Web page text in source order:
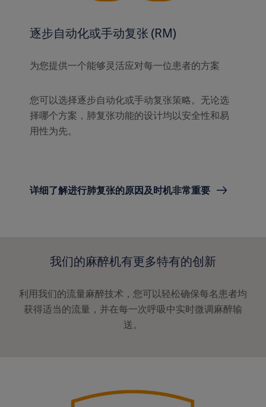
逐步自动化或手动复张 (RM)
为您提供一个能够灵活应对每一位患者的方案
您可以选择逐步自动化或手动复张策略。无论选
择哪个方案，肺复张功能的设计均以安全性和易
用性为先。
详细了解进行肺复张的原因及时机非常重要
我们的麻醉机有更多特有的创新
利用我们的流量麻醉技术，您可以轻松确保每名患者均
获得适当的流量，并在每一次呼吸中实时微调麻醉输
送。